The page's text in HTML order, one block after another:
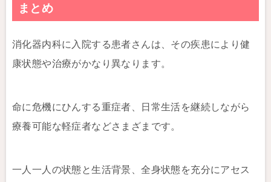
まとめ
消化器内科に入院する患者さんは、その疾患により健
康状態や治療がかなり異なります。
命に危機にひんする重症者、日常生活を継続しながら
療養可能な軽症者などさまざまです。
一人一人の状態と生活背景、全身状態を充分にアセス